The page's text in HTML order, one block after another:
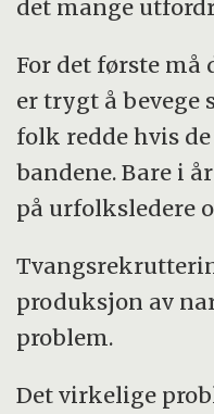
det mange
For det første
er trygt å bevege
folk redde hvis
bandene. Bare i
på urfolksledere
produksjon av
problem.
Det virkelige